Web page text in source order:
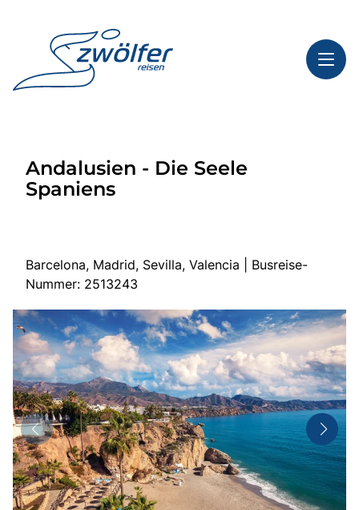
Highlights
Service
Busreisen
Bus mieten
Taxi
Reisebüro
Danube Service
Kontakt
Job
Andalusien - Die Seele
Spaniens
Barcelona, Madrid, Sevilla, Valencia | Busreise-
Nummer: 2513243